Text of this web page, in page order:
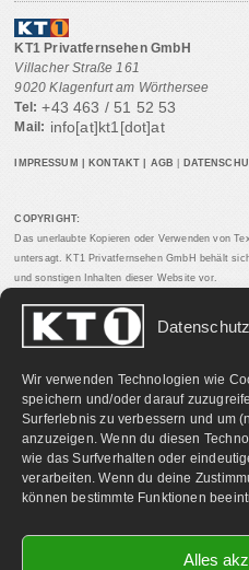
Wir verwenden Technologien wie
speichern und/oder darauf
Surferlebnis zu verbessern und um
anzuzeigen. Wenn du diesen
wie das Surfverhalten oder
verarbeiten. Wenn du deine
können bestimmte Funktionen
Alles
KT1 Privatfernsehen GmbH
Villacher Straße 161
9020 Klagenfurt am Wörthersee
Tel: +43 463 / 51 52 53
Mail: info[at]kt1[dot]at
IMPRESSUM KONTAKT AGB
COPYRIGHT:
Das unerlaubte Kopieren oder Verwenden von
untersagt. KT1 Privatfernsehen GmbH behält
und sonstigen Inhalten dieser Website vor.
PARTNERLINKS: